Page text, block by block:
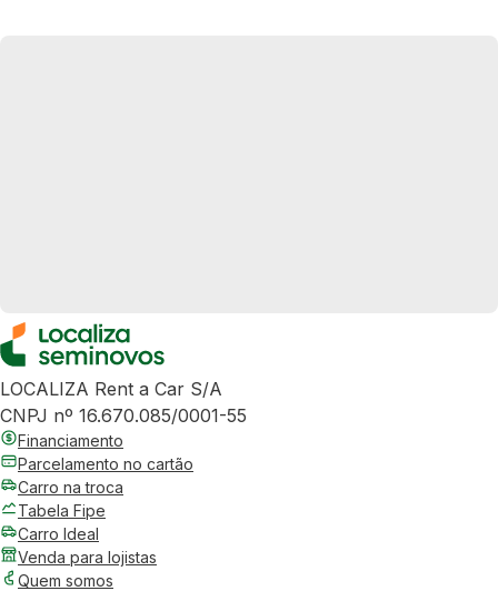
LOCALIZA Rent a Car S/A
CNPJ nº 16.670.085/0001-55
Financiamento
Parcelamento no cartão
Carro na troca
Tabela Fipe
Carro Ideal
Venda para lojistas
Quem somos